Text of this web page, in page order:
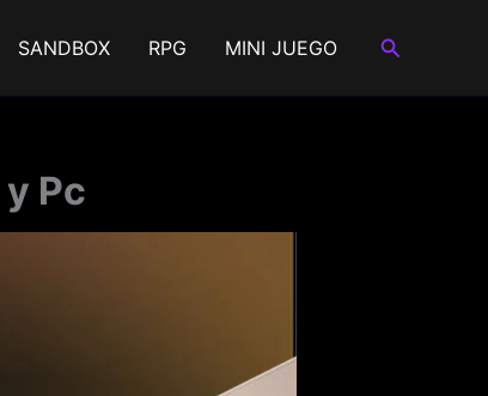
SANDBOX RPG MINI JUEGO Buscar
Pc